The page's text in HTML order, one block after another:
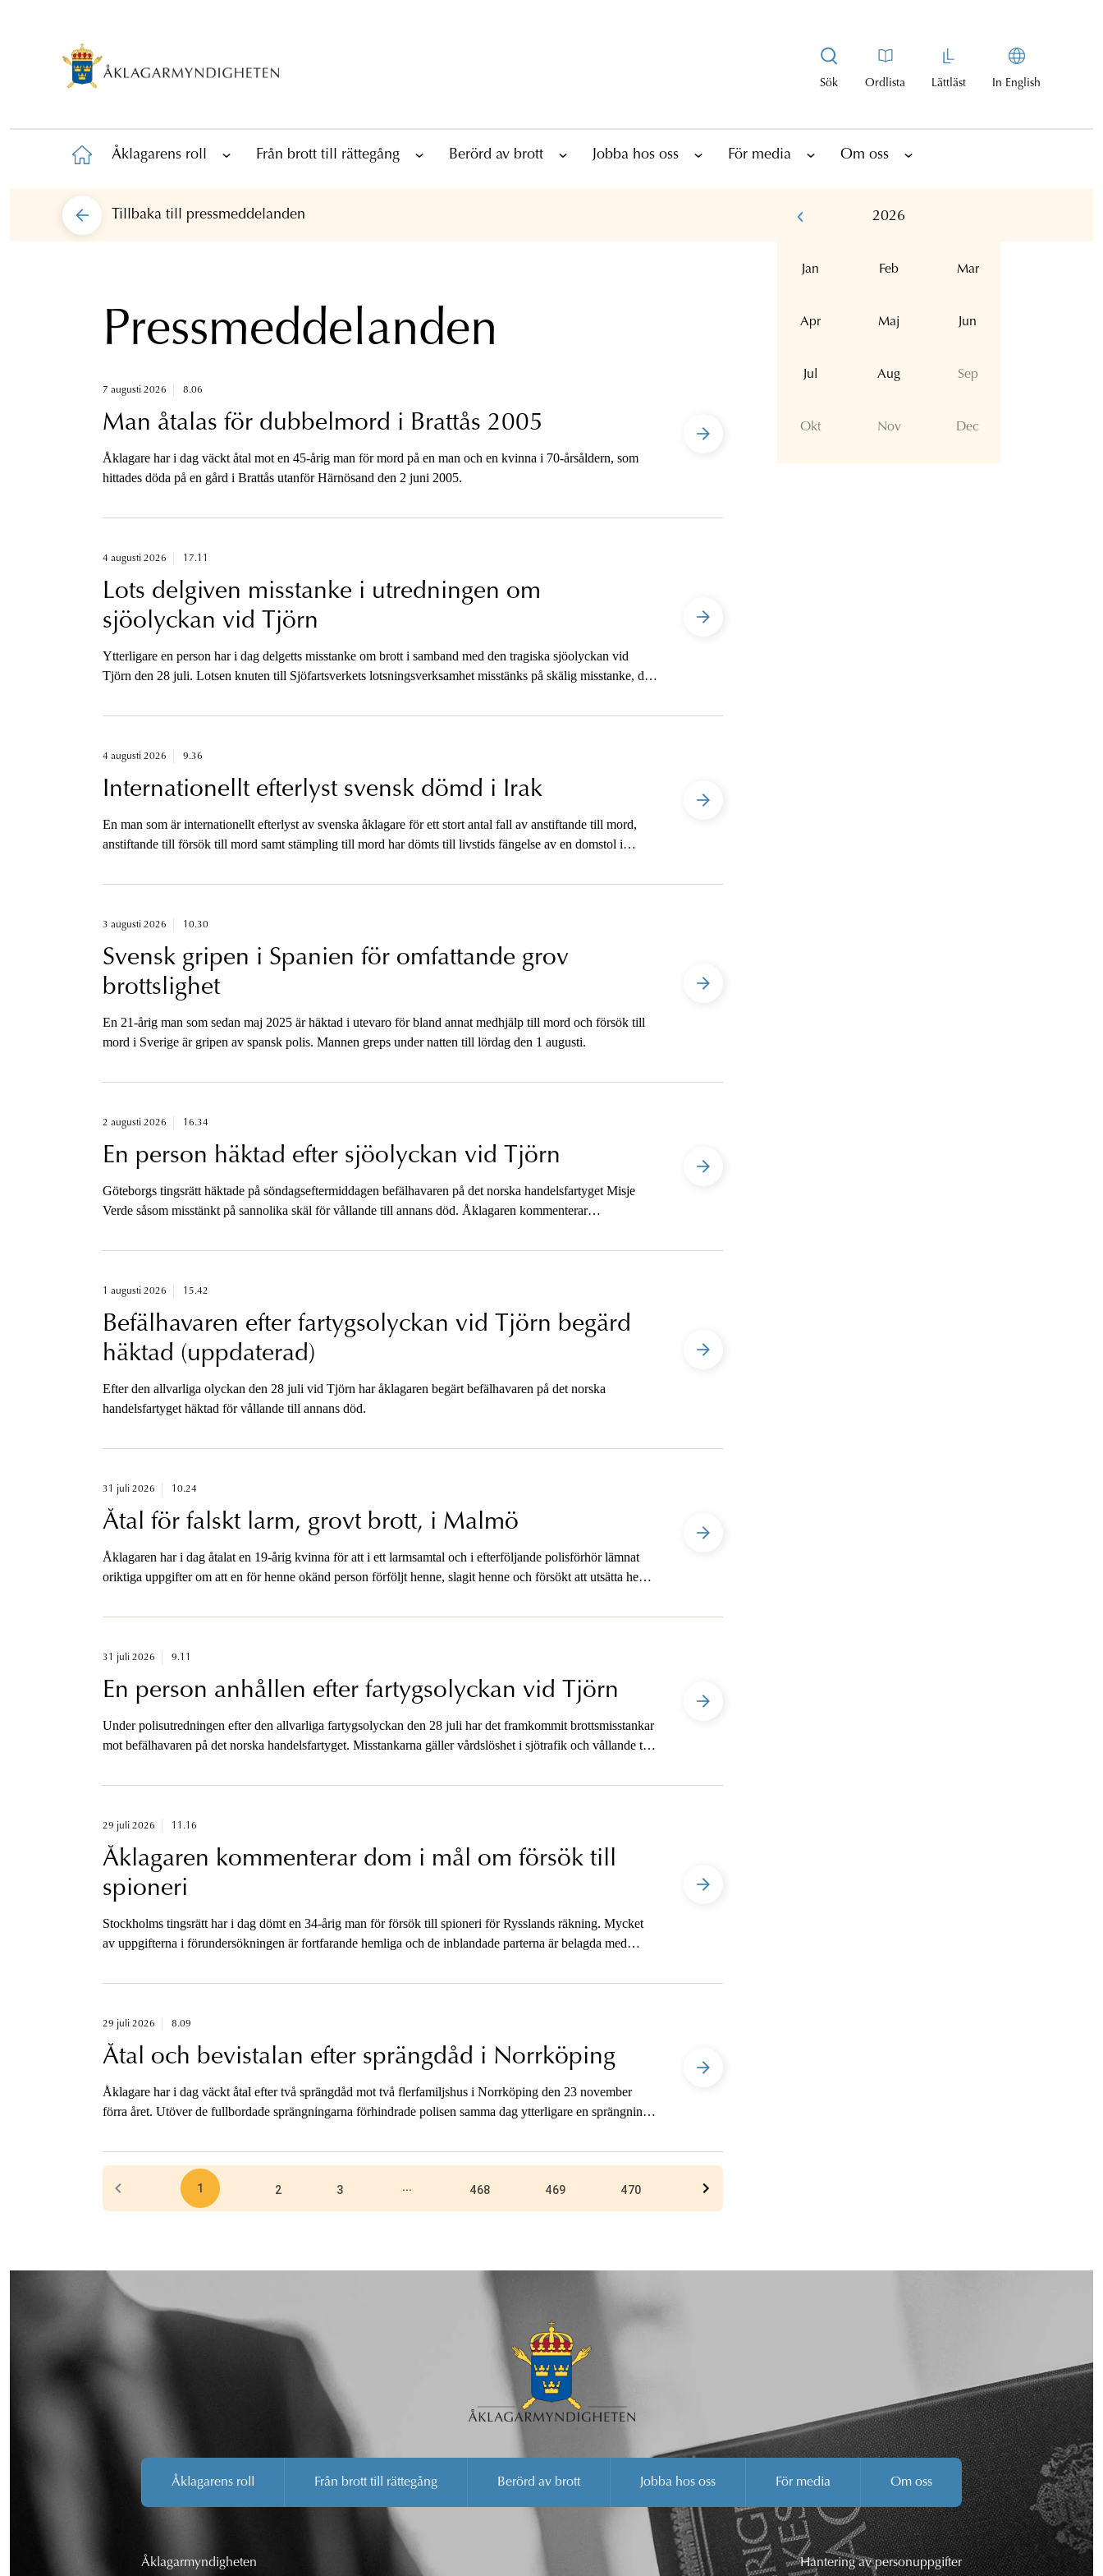
Sök Ordlista Lättläst In English
Åklagarens roll Från brott till rättegång Berörd av brott Jobba hos oss För media Om oss
Tillbaka till pressmeddelanden 2026
Jan Feb Mar
Apr Maj Jun
Jul Aug Sep
Okt Nov Dec
Pressmeddelanden
7 augusti 2026 8.06
Man åtalas för dubbelmord i Brattås 2005
Åklagare har i dag väckt åtal mot en 45-årig man för mord på en man och en kvinna i 70-årsåldern, som
hittades döda på en gård i Brattås utanför Härnösand den 2 juni 2005.
4 augusti 2026 17.11
Lots delgiven misstanke i utredningen om
sjöolyckan vid Tjörn
Ytterligare en person har i dag delgetts misstanke om brott i samband med den tragiska sjöolyckan vid
Tjörn den 28 juli. Lotsen knuten till Sjöfartsverkets lotsningsverksamhet misstänks på skälig misstanke, den
4 augusti 2026 9.36
Internationellt efterlyst svensk dömd i Irak
En man som är internationellt efterlyst av svenska åklagare för ett stort antal fall av anstiftande till mord,
anstiftande till försök till mord samt stämpling till mord har dömts till livstids fängelse av en domstol i
3 augusti 2026 10.30
Svensk gripen i Spanien för omfattande grov
brottslighet
En 21-årig man som sedan maj 2025 är häktad i utevaro för bland annat medhjälp till mord och försök till
mord i Sverige är gripen av spansk polis. Mannen greps under natten till lördag den 1 augusti.
2 augusti 2026 16.34
En person häktad efter sjöolyckan vid Tjörn
Göteborgs tingsrätt häktade på söndagseftermiddagen befälhavaren på det norska handelsfartyget Misje
Verde såsom misstänkt på sannolika skäl för vållande till annans död. Åklagaren kommenterar
1 augusti 2026 15.42
Befälhavaren efter fartygsolyckan vid Tjörn begärd
häktad (uppdaterad)
Efter den allvarliga olyckan den 28 juli vid Tjörn har åklagaren begärt befälhavaren på det norska
handelsfartyget häktad för vållande till annans död.
31 juli 2026 10.24
Åtal för falskt larm, grovt brott, i Malmö
Åklagaren har i dag åtalat en 19-årig kvinna för att i ett larmsamtal och i efterföljande polisförhör lämnat
oriktiga uppgifter om att en för henne okänd person förföljt henne, slagit henne och försökt att utsätta henne
utredningsinsatser.
31 juli 2026 9.11
En person anhållen efter fartygsolyckan vid Tjörn
Under polisutredningen efter den allvarliga fartygsolyckan den 28 juli har det framkommit brottsmisstankar
mot befälhavaren på det norska handelsfartyget. Misstankarna gäller vårdslöshet i sjötrafik och vållande till
29 juli 2026 11.16
Åklagaren kommenterar dom i mål om försök till
spioneri
Stockholms tingsrätt har i dag dömt en 34-årig man för försök till spioneri för Rysslands räkning. Mycket
av uppgifterna i förundersökningen är fortfarande hemliga och de inblandade parterna är belagda med
29 juli 2026 8.09
Åtal och bevistalan efter sprängdåd i Norrköping
Åklagare har i dag väckt åtal efter två sprängdåd mot två flerfamiljshus i Norrköping den 23 november
förra året. Utöver de fullbordade sprängningarna förhindrade polisen samma dag ytterligare en sprängning i
bevistalan väcks mot både misstänkta utförare och transportörer som tillhandahållit de termosbomber som
använts och varit avsedda att användas.
1 2 3 ... 468 469 470
Åklagarens roll Från brott till rättegång Berörd av brott Jobba hos oss För media Om oss
Åklagarmyndigheten Hantering av personuppgifter